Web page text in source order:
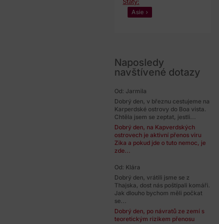
Asie
Naposledy
navštívené dotazy
Od: Jarmila
Dobrý den, v březnu cestujeme na
Karperdské ostrovy do Boa vista.
Chtěla jsem se zeptat, jestli...
Dobrý den, na Kapverdských
ostrovech je aktivní přenos viru
Zika a pokud jde o tuto nemoc, je
zde...
Od: Klára
Dobrý den, vrátili jsme se z
Thajska, dost nás poštípali komáři.
Jak dlouho bychom měli počkat
se...
Dobrý den, po návratů ze zemí s
teoretickým rizikem přenosu